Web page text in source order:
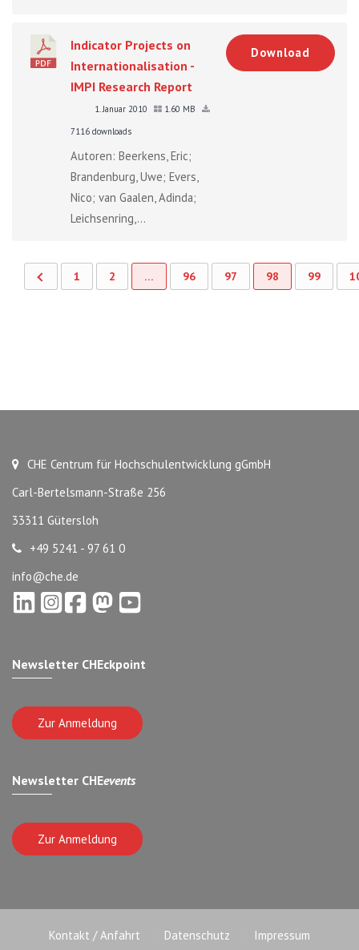
Indicator Projects on
Internationalisation -
IMPI Research Report
1. Januar 2010
1.60 MB
7116 downloads
Autoren: Beerkens, Eric;
Brandenburg, Uwe; Evers,
Nico; van Gaalen, Adinda;
Leichsenring,...
Download
1 2 … 96 97 98 99
CHE Centrum für Hochschulentwicklung gGmbH
Carl-Bertelsmann-Straße 256
33311 Gütersloh
+49 5241 - 97 61 0
info@che.de
Newsletter CHEckpoint
Zur Anmeldung
Newsletter CHEevents
Zur Anmeldung
Kontakt / Anfahrt Datenschutz Impressum